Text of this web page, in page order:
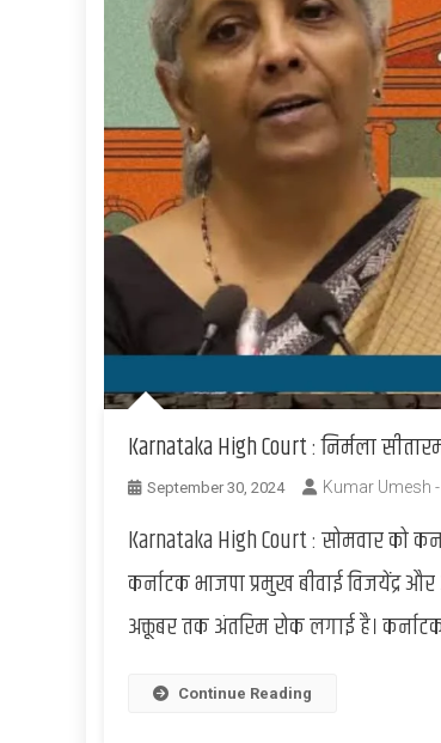
Karnataka High Court : निर्मला
September 30, 2024 Kumar Umesh
Karnataka High Court : सोमवार को
कर्नाटक भाजपा प्रमुख बीवाई विजयेंद्र
अक्तूबर तक अंतरिम रोक लगाई है।
Continue Reading